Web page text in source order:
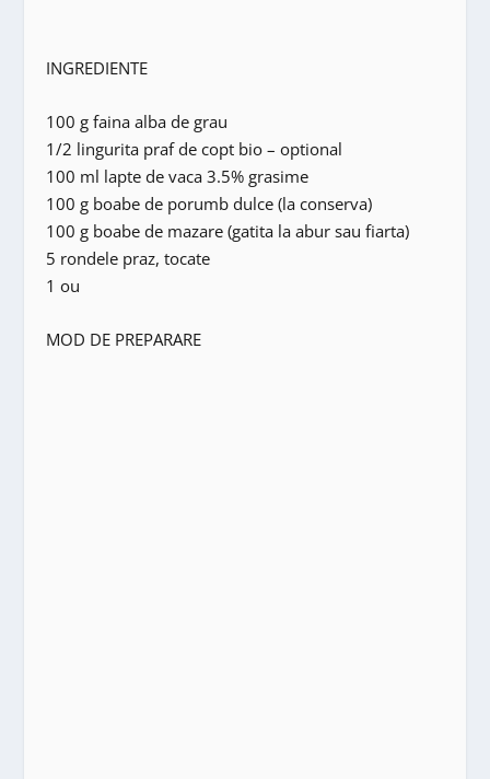
INGREDIENTE
100 g faina alba de grau
1/2 lingurita praf de copt bio – optional
100 ml lapte de vaca 3.5% grasime
100 g boabe de porumb dulce (la conserva)
100 g boabe de mazare (gatita la abur sau fiarta)
5 rondele praz, tocate
1 ou
MOD DE PREPARARE